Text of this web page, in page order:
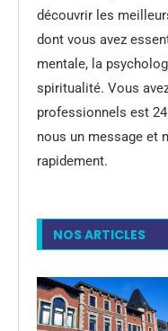
découvrir les
dont vous avez
mentale, la
spiritualité. Vous
professionnels est
nous un message et
rapidement.
NOS ARTICLES